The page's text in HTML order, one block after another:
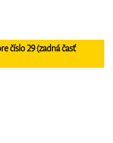
číslo 29 (zadná časť